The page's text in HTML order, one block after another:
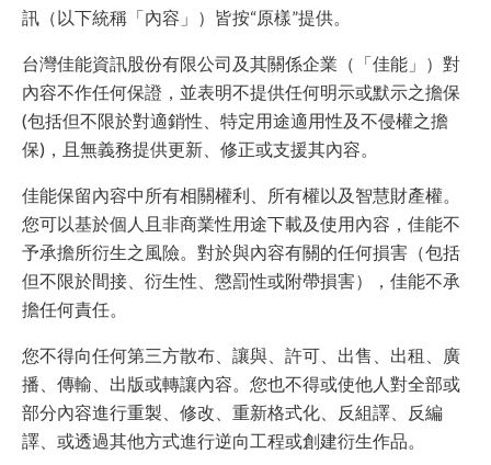
訊（以下統稱「內容」）皆按“原樣”提供。
台灣佳能資訊股份有限公司及其關係企業（「佳能」）對
內容不作任何保證，並表明不提供任何明示或默示之擔保
(包括但不限於對適銷性、特定用途適用性及不侵權之擔
保)，且無義務提供更新、修正或支援其內容。
佳能保留內容中所有相關權利、所有權以及智慧財產權。
您可以基於個人且非商業性用途下載及使用內容，佳能不
予承擔所衍生之風險。對於與內容有關的任何損害（包括
但不限於間接、衍生性、懲罰性或附帶損害），佳能不承
擔任何責任。
您不得向任何第三方散布、讓與、許可、出售、出租、廣
播、傳輸、出版或轉讓內容。您也不得或使他人對全部或
部分內容進行重製、修改、重新格式化、反組譯、反編
譯、或透過其他方式進行逆向工程或創建衍生作品。